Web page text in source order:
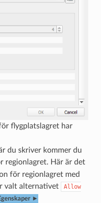
flygplatslagret har
du skriver kommer du
regionlagret. Här är det
för regionlagret med
valt alternativet
Allow
►